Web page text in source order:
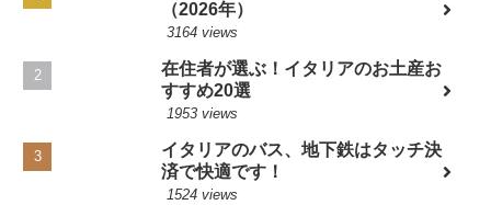
（2026年）
3164 views
在住者が選ぶ！イタリアのお土産お
すすめ20選
1953 views
イタリアのバス、地下鉄はタッチ決
済で快適です！
1524 views